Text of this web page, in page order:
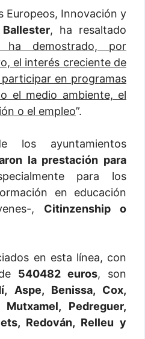
Europeos, Innovación y
, ha resaltado
ha demostrado, por
el interés creciente de
en programas
el medio ambiente, el
o el empleo”.
los ayuntamientos
la prestación para
para los
en educación
, Citinzenship o
en esta línea, con
540482 euros, son
Aspe, Benissa, Cox,
Pedreguer,
Redován, Relleu y